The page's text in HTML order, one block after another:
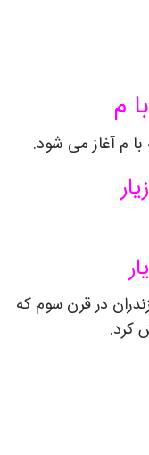
م
با م آغاز می شود.
در قرن سوم که
کرد.